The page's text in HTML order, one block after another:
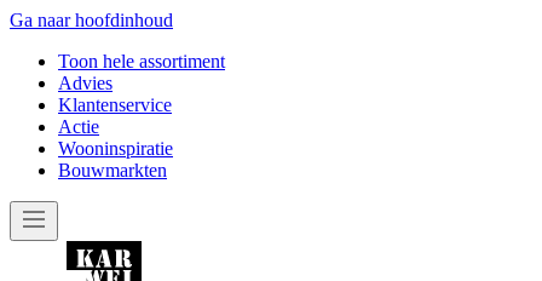
Ga naar hoofdinhoud
Toon hele assortiment
Advies
Klantenservice
Actie
Wooninspiratie
Bouwmarkten